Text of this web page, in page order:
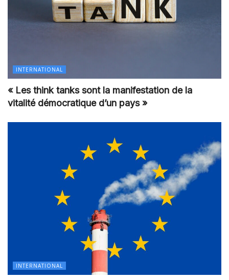
INTERNATIONAL
« Les think tanks sont la manifestation de la
vitalité démocratique d’un pays »
INTERNATIONAL